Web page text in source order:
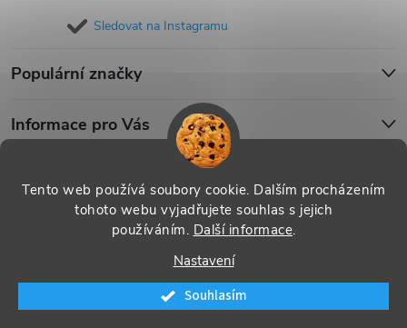
Tento web používá soubory cookie. Dalším procházením
tohoto webu vyjadřujete souhlas s jejich
používáním. Další informace.
Nastavení
Souhlasím
Sledovat na Instagramu
Populární značky
Informace pro Vás
Vytvořil Shoptet
Copyright 2026 . Všechna práva vyhrazena.
nastavení cookies